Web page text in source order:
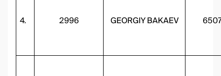
4. 2996 GEORGIY BAKAEV